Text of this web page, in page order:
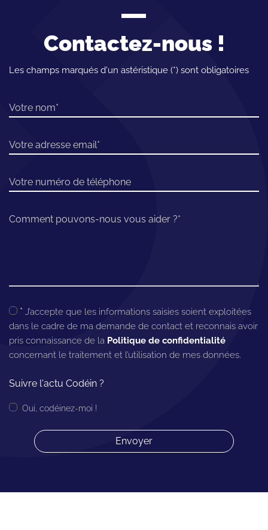
Contactez-nous !
Les champs marqués d'un astéristique (*) sont obligatoires
Votre nom
Votre adresse email
Votre numéro de téléphone
Comment pouvons-nous vous aider ?
* J’accepte que les informations saisies soient exploitées
dans le cadre de ma demande de contact et reconnais avoir
pris connaissance de la Politique de confidentialité
concernant le traitement et l’utilisation de mes données.
Suivre l'actu Codéin ?
Oui, codéinez-moi !